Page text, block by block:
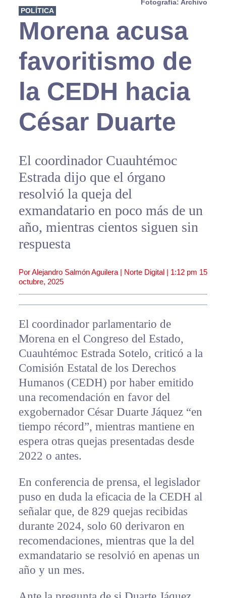
Fotografía: Archivo
POLÍTICA
Morena acusa
favoritismo de
la CEDH hacia
César Duarte
El coordinador Cuauhtémoc
Estrada dijo que el órgano
resolvió la queja del
exmandatario en poco más de un
año, mientras cientos siguen sin
respuesta
Por Alejandro Salmón Aguilera | Norte Digital | 1:12 pm 15
octubre, 2025
El coordinador parlamentario de
Morena en el Congreso del Estado,
Cuauhtémoc Estrada Sotelo, criticó a la
Comisión Estatal de los Derechos
Humanos (CEDH) por haber emitido
una recomendación en favor del
exgobernador César Duarte Jáquez “en
tiempo récord”, mientras mantiene en
espera otras quejas presentadas desde
2022 o antes.
En conferencia de prensa, el legislador
puso en duda la eficacia de la CEDH al
señalar que, de 829 quejas recibidas
durante 2024, solo 60 derivaron en
recomendaciones, mientras que la del
exmandatario se resolvió en apenas un
año y un mes.